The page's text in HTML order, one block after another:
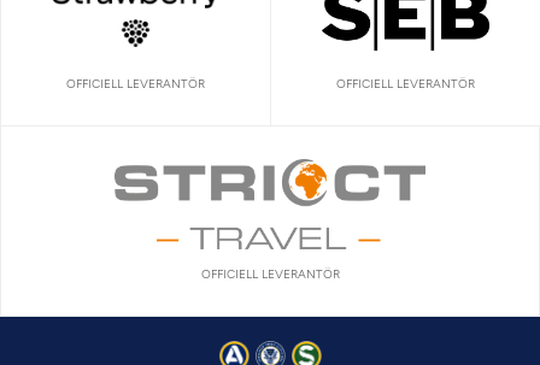
OFFICIELL LEVERANTÖR OFFICIELL LEVERANTÖR
OFFICIELL LEVERANTÖR